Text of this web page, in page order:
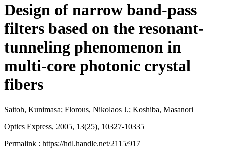
Design of narrow band-pass
filters based on the resonant-
tunneling phenomenon in
multi-core photonic crystal
fibers
Saitoh, Kunimasa; Florous, Nikolaos J.; Koshiba, Masanori
Optics Express, 2005, 13(25), 10327-10335
Permalink : https://hdl.handle.net/2115/917